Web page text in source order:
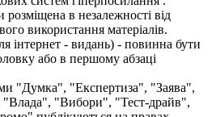
в незалежності від
використання матеріалів.
інтернет - видань) - повинна бути
або в першому абзаці
"Думка", "Експертиза", "Заява",
"Влада", "Вибори", "Тест-драйв",